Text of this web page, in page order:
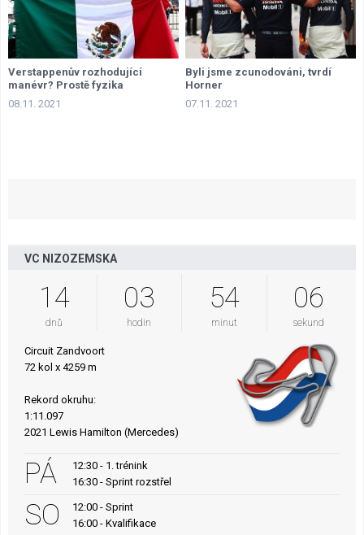
Verstappenův rozhodující
manévr? Prostě fyzika
08.11. 2021
Byli jsme zcunodováni, tvrdí
Horner
07.11. 2021
VC NIZOZEMSKA
14
dnů
03
hodin
54
minut
05
sekund
Circuit Zandvoort
72 kol x 4259 m
Rekord okruhu:
1:11.097
2021 Lewis Hamilton (Mercedes)
PÁ
12:30 - 1. trénink
16:30 - Sprint rozstřel
SO
12:00 - Sprint
16:00 - Kvalifikace